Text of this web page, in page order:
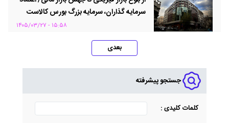
سرمایه گذاران، سرمایه بزرگ بورس کالاست
۱۵:۵۸ - ۱۴۰۵/۰۳/۲۷
بعدی
جستجو پیشرفته
کلمات کلیدی :